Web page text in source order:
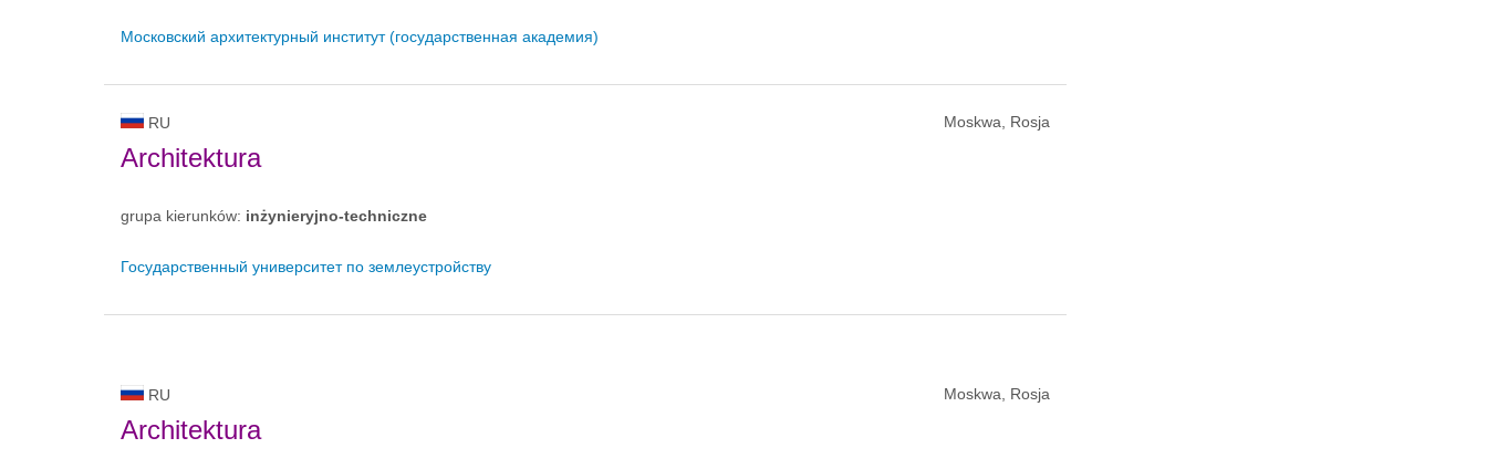
Московский архитектурный институт (государственная академия)
RU Moskwa, Rosja
Architektura
grupa kierunków: inżynieryjno-techniczne
Государственный университет по землеустройству
RU Moskwa, Rosja
Architektura